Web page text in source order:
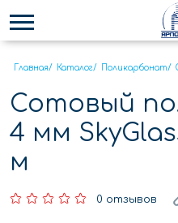
Главная/ Каталог/ Поликарбонат/
Сотовый
4 мм
м
0 отзывов